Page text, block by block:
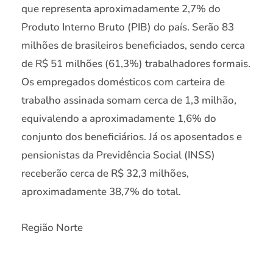
que representa aproximadamente 2,7% do
Produto Interno Bruto (PIB) do país. Serão 83
milhões de brasileiros beneficiados, sendo cerca
de R$ 51 milhões (61,3%) trabalhadores formais.
Os empregados domésticos com carteira de
trabalho assinada somam cerca de 1,3 milhão,
equivalendo a aproximadamente 1,6% do
conjunto dos beneficiários. Já os aposentados e
pensionistas da Previdência Social (INSS)
receberão cerca de R$ 32,3 milhões,
aproximadamente 38,7% do total.
Região Norte